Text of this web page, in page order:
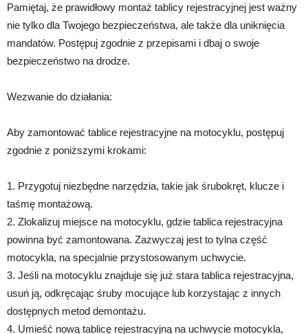
Pamiętaj, że prawidłowy montaż tablicy rejestracyjnej jest ważny
nie tylko dla Twojego bezpieczeństwa, ale także dla uniknięcia
mandatów. Postępuj zgodnie z przepisami i dbaj o swoje
bezpieczeństwo na drodze.
Wezwanie do działania:
Aby zamontować tablice rejestracyjne na motocyklu, postępuj
zgodnie z poniższymi krokami:
1. Przygotuj niezbędne narzędzia, takie jak śrubokręt, klucze i
taśmę montażową.
2. Zlokalizuj miejsce na motocyklu, gdzie tablica rejestracyjna
powinna być zamontowana. Zazwyczaj jest to tylna część
motocykla, na specjalnie przystosowanym uchwycie.
3. Jeśli na motocyklu znajduje się już stara tablica rejestracyjna,
usuń ją, odkręcając śruby mocujące lub korzystając z innych
dostępnych metod demontażu.
4. Umieść nową tablicę rejestracyjną na uchwycie motocykla,